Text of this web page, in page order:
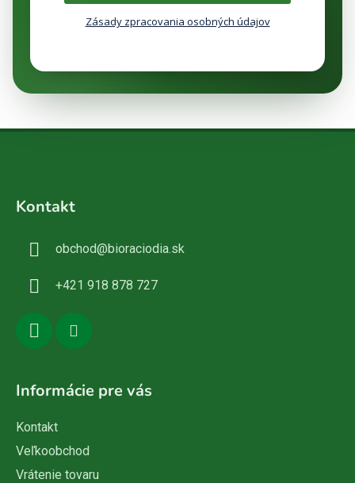
Zásady zpracovania osobných údajov
Kontakt
obchod@bioraciodia.sk
+421 918 878 727
Informácie pre vás
Kontakt
Veľkoobchod
Vrátenie tovaru